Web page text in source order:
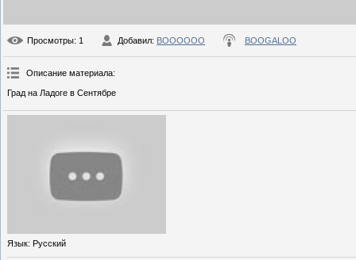
Просмотры: 1 Добавил: BOOOOOO BOOGALOO
Описание материала:
Град на Ладоге в Сентябре
Язык: Русский